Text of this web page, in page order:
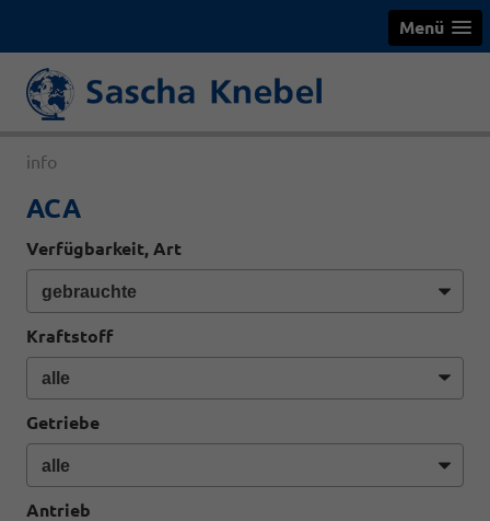
Menü
info
ACA
Verfügbarkeit, Art
Kraftstoff
Getriebe
Antrieb